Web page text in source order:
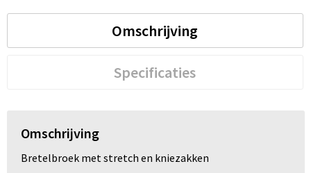
Omschrijving
Specificaties
Omschrijving
Bretelbroek met stretch en kniezakken